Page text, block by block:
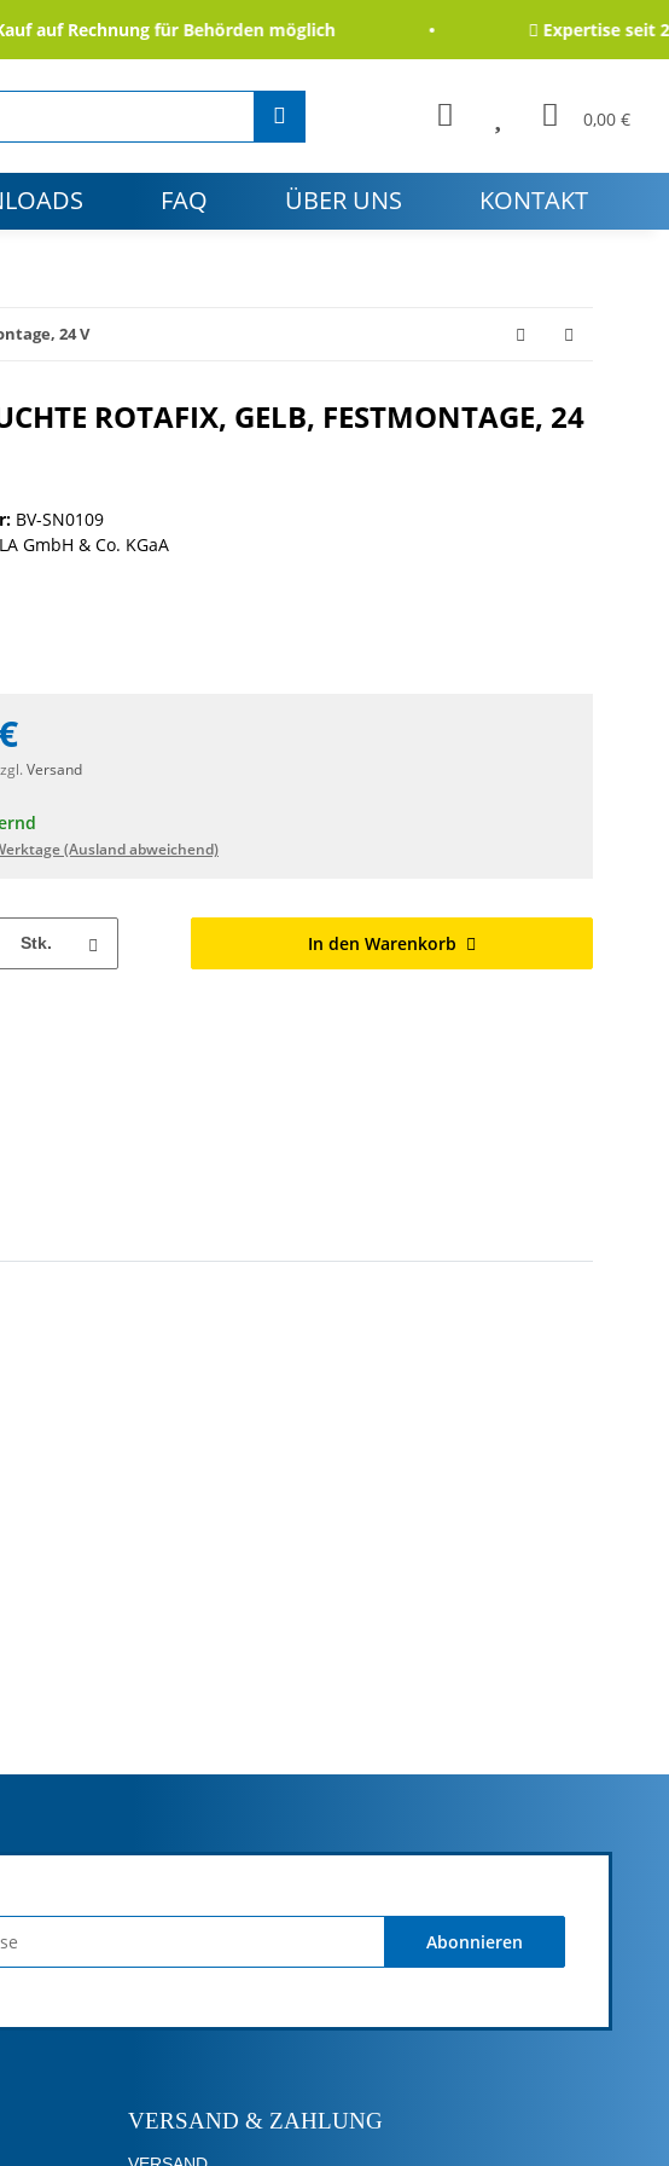
auf Rechnung für Behörden möglich Expertise seit 2006
0,00 €
FAQ ÜBER UNS KONTAKT
24 V
ROTAFIX, GELB, FESTMONTAGE, 24
BV-SN0109
GmbH & Co. KGaA
Versand
(Ausland abweichend)
Stk. In den Warenkorb
Abonnieren
VERSAND & ZAHLUNG